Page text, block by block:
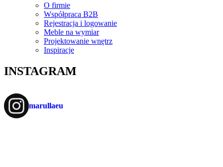
O firmie
Współpraca B2B
Rejestracja i logowanie
Meble na wymiar
Projektowanie wnętrz
Inspiracje
INSTAGRAM
marullaeu